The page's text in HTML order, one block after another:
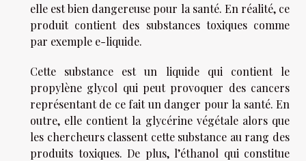
elle est bien dangereuse pour la santé. En réalité, ce
produit contient des substances toxiques comme
par exemple e-liquide.
Cette substance est un liquide qui contient le
propylène glycol qui peut provoquer des cancers
représentant de ce fait un danger pour la santé. En
outre, elle contient la glycérine végétale alors que
les chercheurs classent cette substance au rang des
produits toxiques. De plus, l’éthanol qui constitue